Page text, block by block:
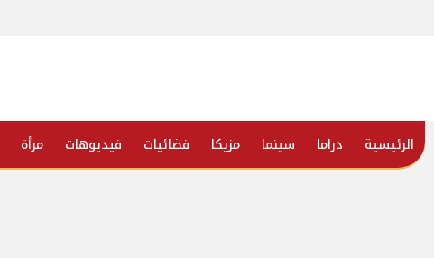
الرئيسية دراما سينما مزيكا فضائيات فيديوهات مرأة